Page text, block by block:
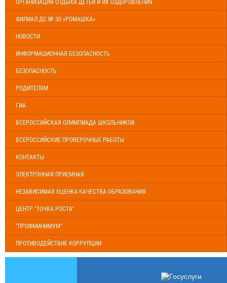
ОРГАНИЗАЦИЯ ОТДЫХА ДЕТЕЙ И ИХ ОЗДОРОВЛЕНИЯ
ФИЛИАЛ ДС № 30 «РОМАШКА»
НОВОСТИ
ИНФОРМАЦИОННАЯ БЕЗОПАСНОСТЬ
БЕЗОПАСНОСТЬ
РОДИТЕЛЯМ
ГИА
ВСЕРОССИЙСКАЯ ОЛИМПИАДА ШКОЛЬНИКОВ
ВСЕРОССИЙСКИЕ ПРОВЕРОЧНЫЕ РАБОТЫ
КОНТАКТЫ
ЭЛЕКТРОННАЯ ПРИЕМНАЯ
НЕЗАВИСИМАЯ ОЦЕНКА КАЧЕСТВА ОБРАЗОВАНИЯ
ЦЕНТР "ТОЧКА РОСТА"
"ПРОФМИНИМУМ"
ПРОТИВОДЕЙСТВИЕ КОРРУПЦИИ